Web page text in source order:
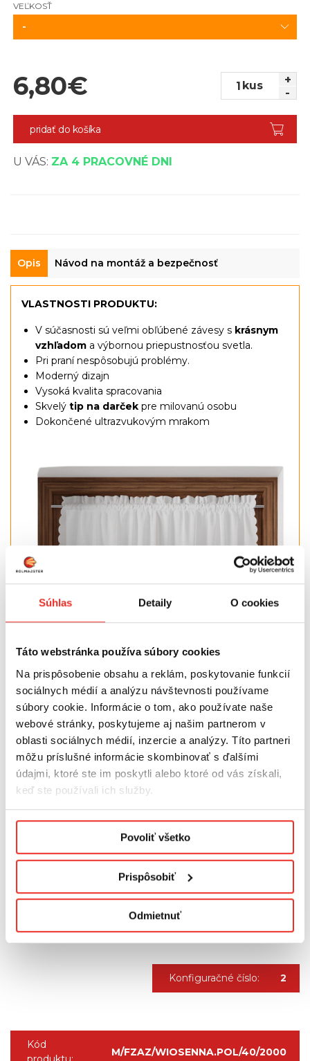
Súhlas Detaily O cookies
Táto webstránka používa súbory cookies
Na prispôsobenie obsahu a reklám, poskytovanie funkcií
sociálnych médií a analýzu návštevnosti používame
súbory cookie. Informácie o tom, ako používate naše
webové stránky, poskytujeme aj našim partnerom v
oblasti sociálnych médií, inzercie a analýzy. Títo partneri
môžu príslušné informácie skombinovať s ďalšími
údajmi, ktoré ste im poskytli alebo ktoré od vás získali,
keď ste používali ich služby.
Podmienky ochrany osobných údajov.
Povoliť všetko
Prispôsobiť
Odmietnuť
VEĽKOSŤ
-
6,80€ kus
+
-
pridať do košíka
U VÁS: ZA 4 PRACOVNÉ DNI
Opis Návod na montáž a bezpečnosť
VLASTNOSTI PRODUKTU:
V súčasnosti sú veľmi obľúbené závesy s krásnym
vzhľadom a výbornou priepustnosťou svetla.
Pri praní nespôsobujú problémy.
Moderný dizajn
Vysoká kvalita spracovania
Skvelý tip na darček pre milovanú osobu
Dokončené ultrazvukovým mrakom
Špecifikácie produktu:
Vzor:kvety
Gramáž:48g/m2
Zloženie: 100% polyester
Pranie: 30°C
Konfiguračné číslo: 2
Kód
M/FZAZ/WIOSENNA.POL/40/2000